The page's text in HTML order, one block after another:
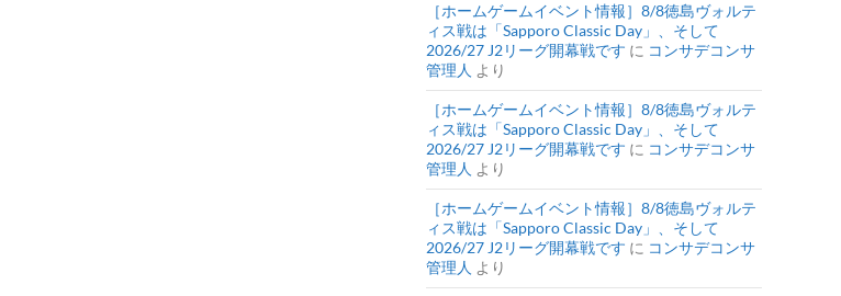
［ホームゲームイベント情報］8/8徳島ヴォルテ
ィス戦は「Sapporo Classic Day」、そして
2026/27 J2リーグ開幕戦です に コンサデコンサ
管理人 より
［ホームゲームイベント情報］8/8徳島ヴォルテ
ィス戦は「Sapporo Classic Day」、そして
2026/27 J2リーグ開幕戦です に コンサデコンサ
管理人 より
［ホームゲームイベント情報］8/8徳島ヴォルテ
ィス戦は「Sapporo Classic Day」、そして
2026/27 J2リーグ開幕戦です に コンサデコンサ
管理人 より